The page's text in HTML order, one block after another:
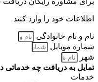
اطلاعات خود را وارد کنید
نام و نام خانوادگی
شماره موبایل
شهر
تمایل به دریافت چه خدماتی
خدمات